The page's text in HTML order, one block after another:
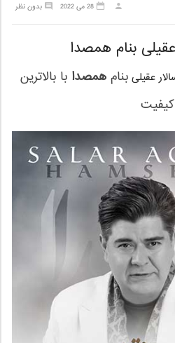
بدون نظر 28 می 2022
بنام همصدا
عقیلیبنامهمصدابا بالاترین
کیفیت